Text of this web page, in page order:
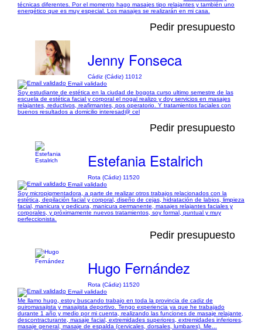
técnicas diferentes. Por el momento hago masajes tipo relajantes y también uno
energético que es muy especial. Los masajes se realizarán en mi casa.
Pedir presupuesto
Jenny Fonseca
Cádiz (Cádiz) 11012
Email validado
Soy estudiante de estética en la ciudad de bogota curso ultimo semestre de las
escuela de estética facial y corporal el nogal realizo y doy servicios en masajes
relajantes, reductivos, reafirmantes, pos operatorio. Y tratamientos faciales con
buenos resultados a domicilio interesad@ cel
Pedir presupuesto
Estefania Estalrich
Rota (Cádiz) 11520
Email validado
Soy micropigmentadora, a parte de realizar otros trabajos relacionados con la
estética, depilación facial y corporal, diseño de cejas, hidratación de labios, limpieza
facial, manicura y pedicura, manicura permanente, masajes relajantes faciales y
corporales, y próximamente nuevos tratamientos, soy formal, puntual y muy
perfeccionista.
Pedir presupuesto
Hugo Fernández
Rota (Cádiz) 11520
Email validado
Me llamo hugo, estoy buscando trabajo en toda la provincia de cadiz de
quiromasajista y masajista deportivo. Tengo experiencia ya que he trabajado
durante 1 año y medio por mi cuenta, realizando las funciones de masaje relajante,
descontracturante, masaje facial, extremidades superiores, extremidades inferiores,
masaje general, masaje de espalda (cervicales, dorsales, lumbares). Me...